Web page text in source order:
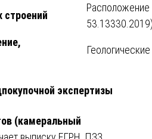
строений
Расположение
экспертизы
(камеральный